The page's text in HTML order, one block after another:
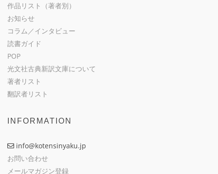
作品リスト（著者別）
お知らせ
コラム／インタビュー
読書ガイド
POP
光文社古典新訳文庫について
著者リスト
翻訳者リスト
INFORMATION
info@kotensinyaku.jp
お問い合わせ
メールマガジン登録